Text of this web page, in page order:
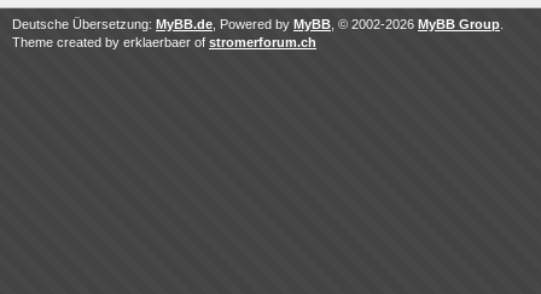
Deutsche Übersetzung: MyBB.de , Powered by MyBB , © 2002-2026 MyBB Group
Theme created by erklaerbaer of stromerforum.ch